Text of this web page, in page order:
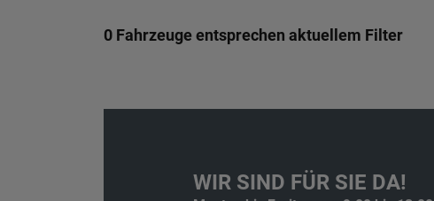
0 Fahrzeuge entsprechen aktuellem Filter
WIR SIND FÜR SIE DA!